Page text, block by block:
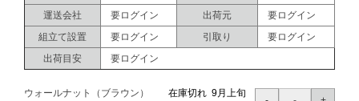
運送会社
要ログイン 出荷元
要ログイン
組立て設置
要ログイン 引取り
要ログイン
出荷目安
要ログイン
ウォールナット（ブラウン）
在庫切れ 9月上旬